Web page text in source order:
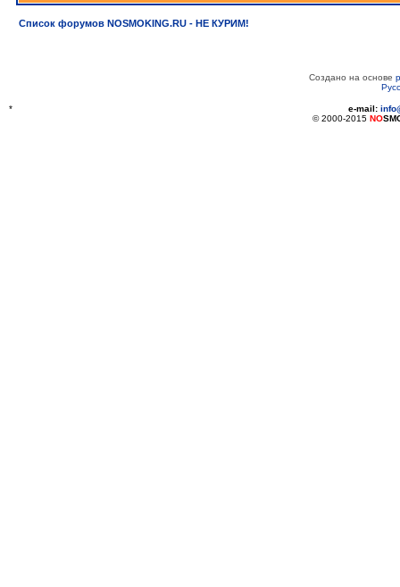
Список форумов NOSMOKING.RU - НЕ КУРИМ!
Создано на основе
* e-mail:
© 2000-2015 NO